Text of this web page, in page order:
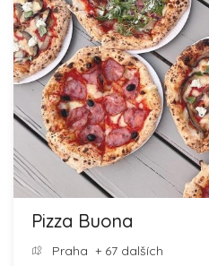
Pizza Buona
Praha + 67 dalších